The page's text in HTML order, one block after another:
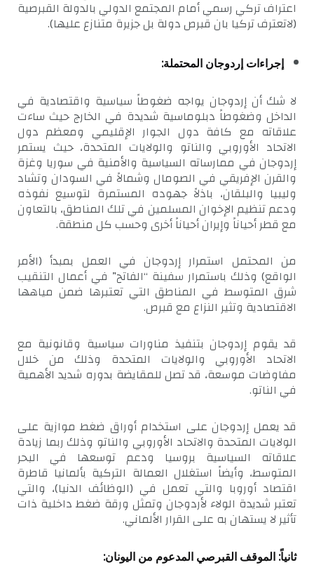
اعتراف تركي رسمي أمام المجتمع الدولي بالدولة القبرصية
(لاتعترف تركيا بان قبرص دولة بل جزيرة متنازع عليها).
إجراءات إردوجان المحتملة:
لا شك أن إردوجان يواجه ضغوطاً سياسية واقتصادية في
الداخل وضغوطاً دبلوماسية شديدة في الخارج حيث ساءت
علاقاته مع كافة دول الجوار الإقليمي ومعظم دول
الاتحاد الأوروبي والناتو والولايات المتحدة، حيث يستمر
إردوجان في ممارساته السياسية والأمنية في سوريا وغزة
والقرن الإفريقي في الصومال وشمالاً في السودان وتشاد
وليبيا والبلقان، باذلاً جهوده المستمرة لتوسيع نفوذه
ودعم تنظيم الإخوان المسلمين في تلك المناطق، بالتعاون
مع قطر أحياناً وإيران أحياناً أخرى وحسب كل منطقة.
من المحتمل استمرار إردوجان في العمل بمبدأ (الأمر
الواقع) وذلك باستمرار سفينة “الفاتح” في أعمال التنقيب
شرق المتوسط في المناطق التي تعتبرها ضمن مياهها
الاقتصادية وتثير النزاع مع قبرص.
قد يقوم إردوجان بتنفيذ مناورات سياسية وقانونية مع
الاتحاد الأوروبي والولايات المتحدة وذلك من خلال
مفاوضات موسعة، قد تصل للمقايضة بدوره شديد الأهمية
في الناتو.
قد يعمل إردوجان على استخدام أوراق ضغط موازية على
الولايات المتحدة والاتحاد الأوروبي والناتو وذلك ربما زيادة
علاقاته السياسية بروسيا ودعم توسعها في البحر
المتوسط، وأيضاً استغلال العمالة التركية بألمانيا قاطرة
اقتصاد أوروبا والتي تعمل في (الوظائف الدنيا)، والتي
تعتبر شديدة الولاء لأردوجان وتمثل ورقة ضغط داخلية ذات
تأثير لا يستهان به على القرار الألماني.
ثانياً: الموقف القبرصي المدعوم من اليونان: